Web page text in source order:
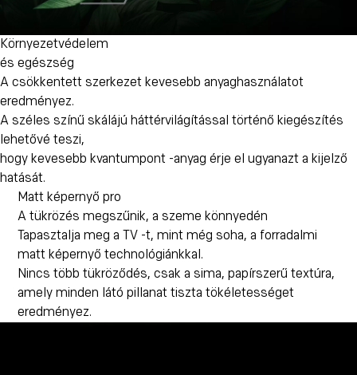
Környezetvédelem
és egészség
A csökkentett szerkezet kevesebb anyaghasználatot
eredményez.
A széles színű skálájú háttérvilágítással történő kiegészítés
lehetővé teszi,
hogy kevesebb kvantumpont -anyag érje el ugyanazt a kijelző
hatását.
Matt képernyő pro
A tükrözés megszűnik, a szeme könnyedén
Tapasztalja meg a TV -t, mint még soha, a forradalmi
matt képernyő technológiánkkal.
Nincs több tükröződés, csak a sima, papírszerű textúra,
amely minden látó pillanat tiszta tökéletességet
eredményez.